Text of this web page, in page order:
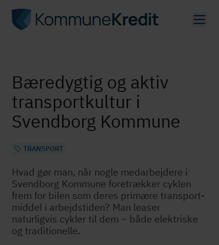
Gå
til
Bæredygtig og aktiv
trans­port­kul­tur i
Svendborg Kommune
TRANSPORT
Hvad gør man, når nogle medarbejdere i
Svendborg Kommune foretrækker cyklen
frem for bilen som deres primære trans­port­
mid­del i arbejdstiden? Man leaser
naturligvis cykler til dem – både elektriske
og traditionelle.